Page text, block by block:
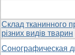
Склад тканинного
різних видів тварин
Сонографическая